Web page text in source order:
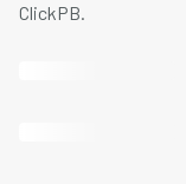
ClickPB.